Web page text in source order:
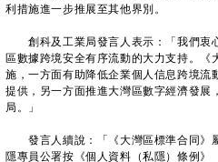
利措施進一步推展至其他界別。
創科及工業局發言人表示：「我們衷
區數據跨境安全有序流動的大力支持。《
施，一方面有助降低企業個人信息跨境流
提供，另一方面推進大灣區數字經濟發展
局。」
發言人續說：「《大灣區標準合同》
隱專員公署按《個人資料（私隱）條例》